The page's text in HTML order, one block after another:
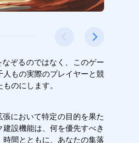
ぞるのではなく、このゲー
もの実際のプレイヤーと競
のにします。
において特定の目的を果た
設機能は、何を優先すべき
間とともに、あなたの集落